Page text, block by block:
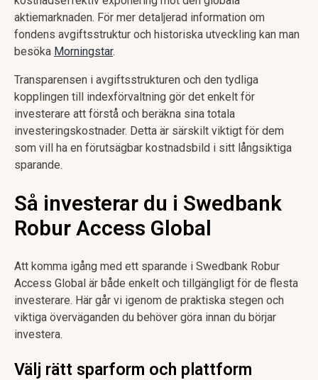
aktiemarknaden. För mer detaljerad information om
fondens avgiftsstruktur och historiska utveckling kan man
besöka Morningstar.
Transparensen i avgiftsstrukturen och den tydliga
kopplingen till indexförvaltning gör det enkelt för
investerare att förstå och beräkna sina totala
investeringskostnader. Detta är särskilt viktigt för dem
som vill ha en förutsägbar kostnadsbild i sitt långsiktiga
sparande.
Så investerar du i Swedbank
Robur Access Global
Att komma igång med ett sparande i Swedbank Robur
Access Global är både enkelt och tillgängligt för de flesta
investerare. Här går vi igenom de praktiska stegen och
viktiga överväganden du behöver göra innan du börjar
investera.
Välj rätt sparform och plattform